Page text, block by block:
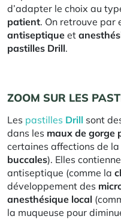
d’adapter le choix au
patient. On retrouve par
antiseptique et
pastilles Drill.
ZOOM SUR LES
Les pastilles Drill sont
dans les maux de gorge
certaines affections de la
buccales). Elles
antiseptique (comme la
développement des
anesthésique local
la muqueuse pour